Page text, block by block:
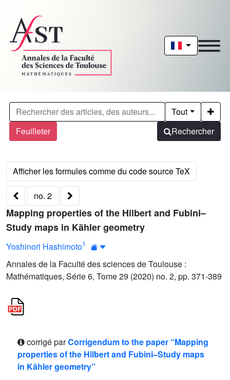
Feuilleter
Tout
Rechercher
no. 2
Mapping properties of the Hilbert and Fubini–
Study maps in Kähler geometry
Yoshinori Hashimoto1
Annales de la Faculté des sciences de Toulouse :
Mathématiques, Série 6, Tome 29 (2020) no. 2, pp. 371-389
corrigé parCorrigendum to the paper “Mapping
properties of the Hilbert and Fubini–Study maps
in Kähler geometry”